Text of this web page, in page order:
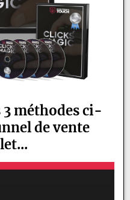
3 méthodes ci-
de vente